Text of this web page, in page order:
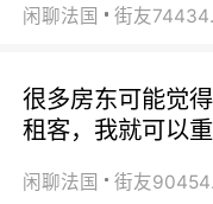
闲聊法国
很多房东可能觉
租客，我就可以
闲聊法国